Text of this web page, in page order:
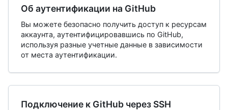
Об аутентификации на GitHub
Вы можете безопасно получить доступ к ресурсам
аккаунта, аутентифицировавшись по GitHub,
используя разные учетные данные в зависимости
от места аутентификации.
Подключение к GitHub через SSH